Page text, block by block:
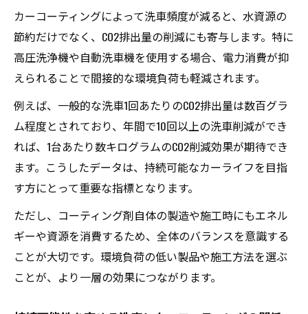
カーコーティングによって洗車頻度が減ると、水資源の
節約だけでなく、CO2排出量の削減にも寄与します。特に
高圧洗浄機や自動洗車機を使用する場合、電力消費が抑
えられることで間接的な環境負荷も軽減されます。
例えば、一般的な洗車1回あたりのCO2排出量は数百グラ
ム程度とされており、年間で10回以上の洗車削減ができ
れば、1台あたり数キログラムのCO2削減効果が期待でき
ます。こうしたデータは、持続可能なカーライフを目指
す方にとって重要な指標となります。
ただし、コーティング剤自体の製造や施工時にもエネル
ギーや資源を消費するため、全体のバランスを意識する
ことが大切です。環境負荷の低い製品や施工方法を選ぶ
ことが、より一層の効果につながります。